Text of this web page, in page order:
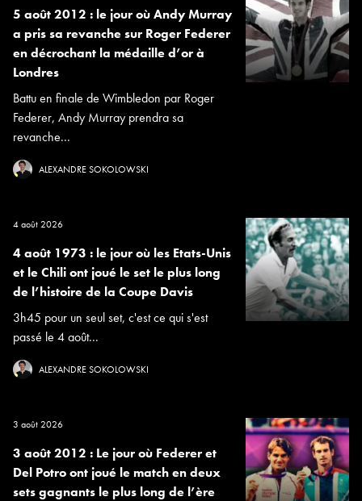
5 août 2012 : le jour où Andy Murray
a pris sa revanche sur Roger Federer
en décrochant la médaille d’or à
Londres
Battu en finale de Wimbledon par Roger
Federer, Andy Murray prendra sa
revanche...
ALEXANDRE SOKOLOWSKI
4 août 2026
4 août 1973 : le jour où les Etats-Unis
et le Chili ont joué le set le plus long
de l’histoire de la Coupe Davis
3h45 pour un seul set, c'est ce qui s'est
passé le 4 août...
ALEXANDRE SOKOLOWSKI
3 août 2026
3 août 2012 : Le jour où Federer et
Del Potro ont joué le match en deux
sets gagnants le plus long de l’ère